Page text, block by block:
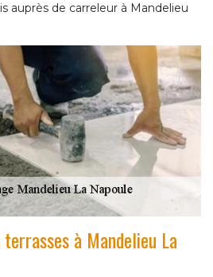
auprès de carreleur à Mandelieu
à Mandelieu La